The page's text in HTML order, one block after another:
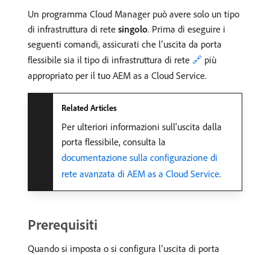
Un programma Cloud Manager può avere solo un tipo
di infrastruttura di rete singolo. Prima di eseguire i
seguenti comandi, assicurati che l’uscita da porta
flessibile sia il tipo di infrastruttura di rete 🔗 più
appropriato per il tuo AEM as a Cloud Service.
Related Articles
Per ulteriori informazioni sull'uscita dalla
porta flessibile, consulta la
documentazione sulla configurazione di
rete avanzata di AEM as a Cloud Service.
Prerequisiti
Quando si imposta o si configura l’uscita di porta